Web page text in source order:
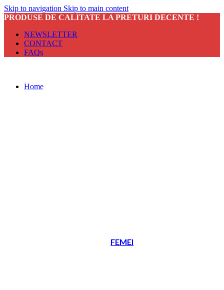
Skip to navigation Skip to main content
PRODUSE DE CALITATE LA PRETURI DECENTE !
NEWSLETTER
CONTACT
FAQs
Home
FEMEI